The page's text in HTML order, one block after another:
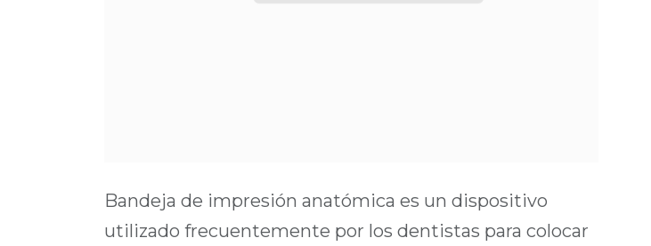
Bandeja de impresión anatómica es un dispositivo
utilizado frecuentemente por los dentistas para colocar